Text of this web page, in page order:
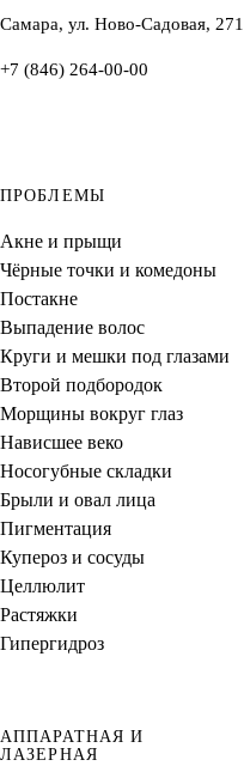
Самара, ул. Ново-Садовая, 271
+7 (846) 264-00-00
ПРОБЛЕМЫ
Акне и прыщи
Чёрные точки и комедоны
Постакне
Выпадение волос
Круги и мешки под глазами
Второй подбородок
Морщины вокруг глаз
Нависшее веко
Носогубные складки
Брыли и овал лица
Пигментация
Купероз и сосуды
Целлюлит
Растяжки
Гипергидроз
АППАРАТНАЯ И
ЛАЗЕРНАЯ